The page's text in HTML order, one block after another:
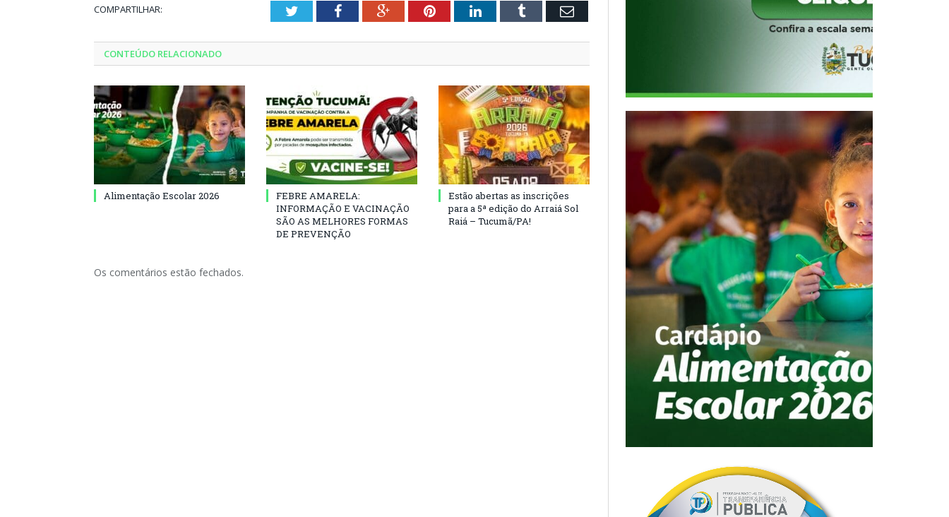
COMPARTILHAR: TwitterFacebookGoogle+PinterestLinkedInTumblr Email
CONTEÚDO RELACIONADO
Alimentação Escolar 2026
FEBRE AMARELA:
INFORMAÇÃO E VACINAÇÃO
SÃO AS MELHORES FORMAS
DE PREVENÇÃO
Estão abertas as inscrições
para a 5ª edição do Arraiá Sol
Raiá – Tucumã/PA!
Os comentários estão fechados.